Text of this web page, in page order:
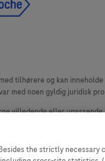
tilhørere og kan
med noen gyldig juridisk
villedende eller
selger plass til
the strictly necessary